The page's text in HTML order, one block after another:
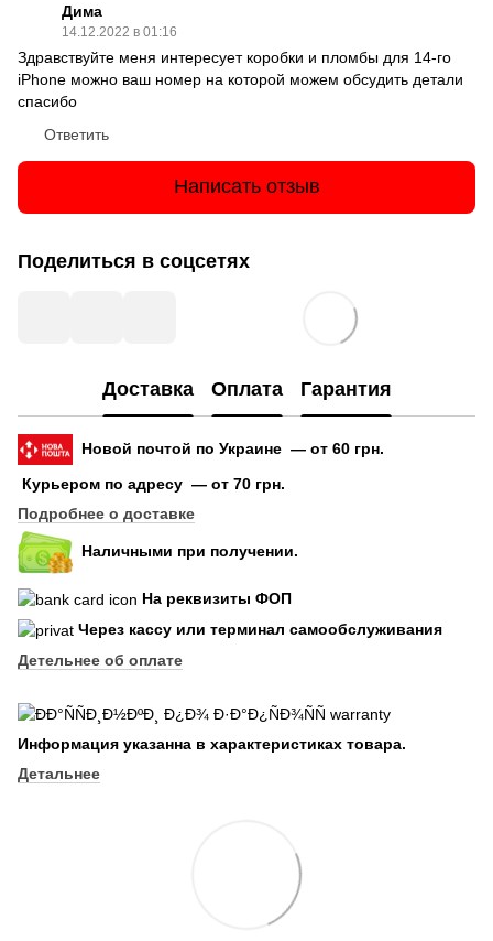
Дима
14.12.2022 в 01:16
Здравствуйте меня интересует коробки и пломбы для 14-го
iPhone можно ваш номер на которой можем обсудить детали
спасибо
Ответить
Написать отзыв
Поделиться в соцсетях
Доставка Оплата Гарантия
Новой почтой по Украине — от 60 грн.
Курьером по адресу — от 70 грн.
Подробнее о доставке
Наличными при получении.
На реквизиты ФОП
Через кассу или терминал самообслуживания
Детельнее об оплате
Информация указанна в характеристиках товара.
Детальнее